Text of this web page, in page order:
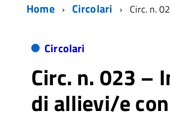
Home
Circolari Circ. n.
Circolari
Circ. n. 023 –
di allievi/e